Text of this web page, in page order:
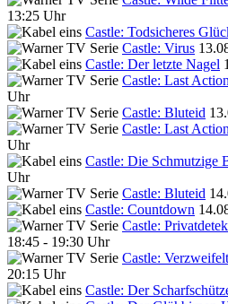
13:25 Uhr
Castle: Todsicheres
Castle: Virus
Castle: Der letzte Nagel
Castle: Last
Uhr
Castle: Bluteid
Castle: Last
Uhr
Castle: Die Schmutzige
Uhr
Castle: Bluteid
Castle: Countdown
Castle:
18:45 - 19:30 Uhr
Castle:
20:15 Uhr
Castle: Der